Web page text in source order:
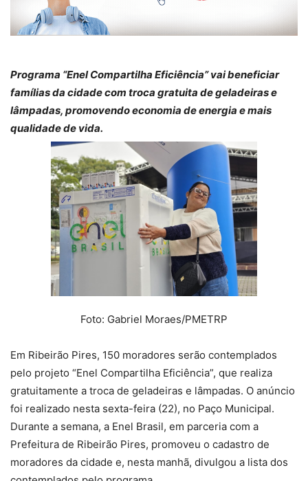
Programa “Enel Compartilha Eficiência” vai beneficiar
famílias da cidade com troca gratuita de geladeiras e
lâmpadas, promovendo economia de energia e mais
qualidade de vida.
Foto: Gabriel Moraes/PMETRP
Em Ribeirão Pires, 150 moradores serão contemplados
pelo projeto “Enel Compartilha Eficiência”, que realiza
gratuitamente a troca de geladeiras e lâmpadas. O anúncio
foi realizado nesta sexta-feira (22), no Paço Municipal.
Durante a semana, a Enel Brasil, em parceria com a
Prefeitura de Ribeirão Pires, promoveu o cadastro de
moradores da cidade e, nesta manhã, divulgou a lista dos